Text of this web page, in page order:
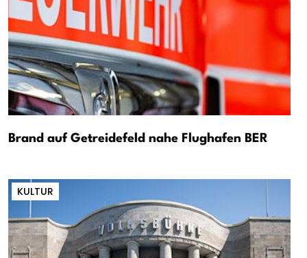
Brand auf Getreidefeld nahe Flughafen BER
KULTUR